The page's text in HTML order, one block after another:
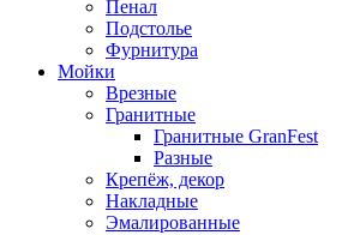
Пенал
Подстолье
Фурнитура
Мойки
Врезные
Гранитные
Гранитные GranFest
Разные
Крепёж, декор
Накладные
Эмалированные